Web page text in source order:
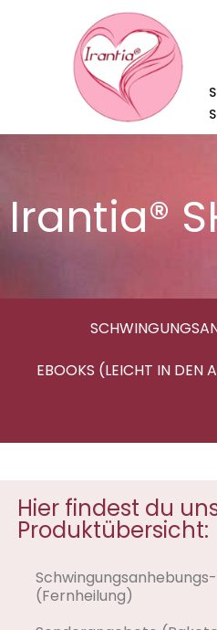
Irantia®
EBOOKS (LEICHT IN DEN
Hier findest du
Produktübersicht:
(Fernheilung)